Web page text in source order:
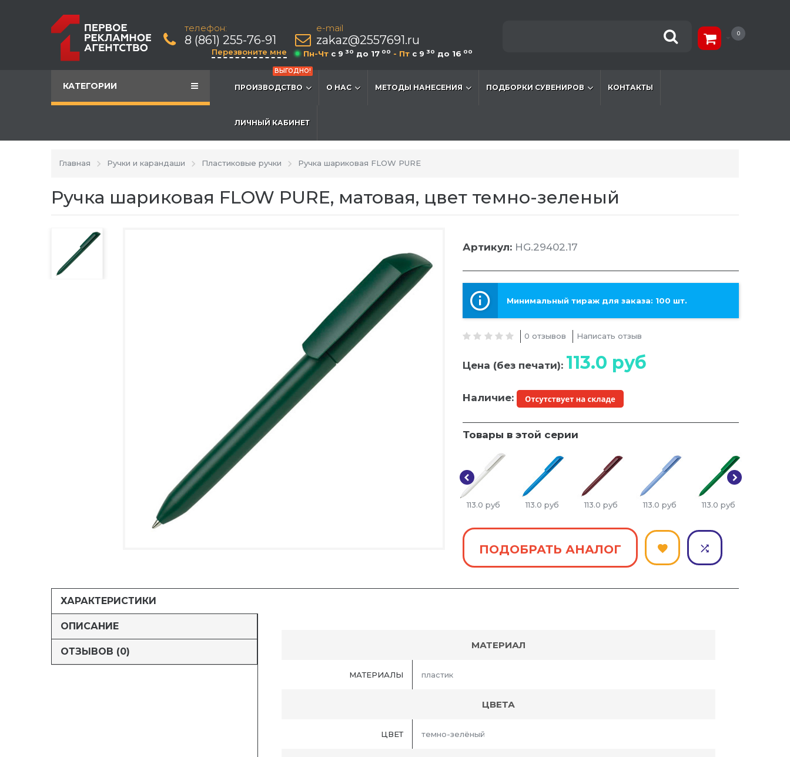
телефон:
8 (861) 255-76-91
Перезвоните мне
e-mail
zakaz@2557691.ru
Пн-Чт c 9 30 до 17 00 - Пт c 9 30 до 16 00
0
КАТЕГОРИИ
ВЫГОДНО!
ПРОИЗВОДСТВО О НАС МЕТОДЫ НАНЕСЕНИЯ ПОДБОРКИ СУВЕНИРОВ КОНТАКТЫ
ЛИЧНЫЙ КАБИНЕТ
Главная Ручки и карандаши Пластиковые ручки Ручка шариковая FLOW PURE
Ручка шариковая FLOW PURE, матовая, цвет темно-зеленый
Артикул: HG.29402.17
Минимальный тираж для заказа: 100 шт.
0 отзывов Написать отзыв
Цена (без печати): 113.0 руб
Наличие:
Товары в этой серии
113.0 руб 113.0 руб 113.0 руб 113.0 руб 113.0 руб
ПОДОБРАТЬ АНАЛОГ
ХАРАКТЕРИСТИКИ
ОПИСАНИЕ
ОТЗЫВОВ (0)
МАТЕРИАЛ
МАТЕРИАЛЫ пластик
ЦВЕТА
ЦВЕТ темно-зелёный